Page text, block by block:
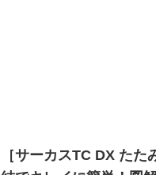
［サーカスTC DX た